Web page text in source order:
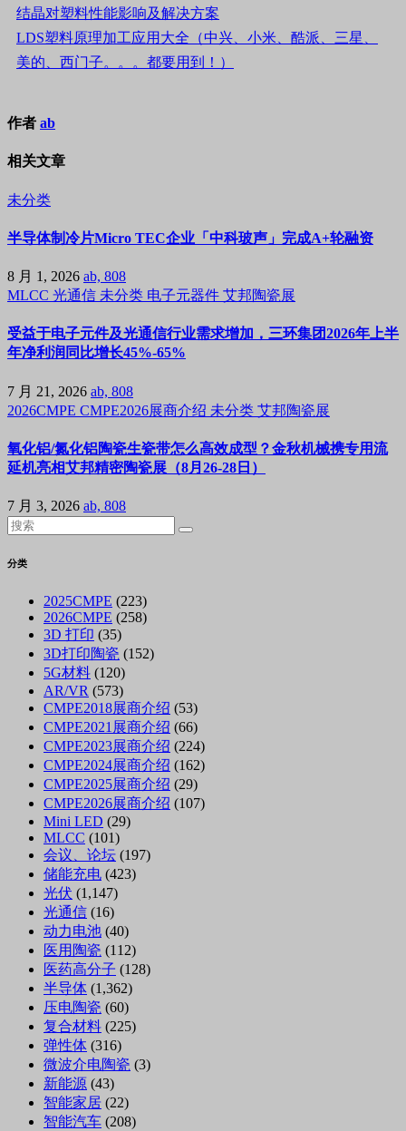
结晶对塑料性能影响及解决方案
LDS塑料原理加工应用大全（中兴、小米、酷派、三星、
美的、西门子。。。都要用到！）
作者 ab
相关文章
未分类
半导体制冷片Micro TEC企业「中科玻声」完成A+轮融资
8 月 1, 2026 ab, 808
MLCC 光通信 未分类 电子元器件 艾邦陶瓷展
受益于电子元件及光通信行业需求增加，三环集团2026年上半
年净利润同比增长45%-65%
7 月 21, 2026 ab, 808
2026CMPE CMPE2026展商介绍 未分类 艾邦陶瓷展
氧化铝/氮化铝陶瓷生瓷带怎么高效成型？金秋机械携专用流
延机亮相艾邦精密陶瓷展（8月26-28日）
7 月 3, 2026 ab, 808
分类
2025CMPE (223)
2026CMPE (258)
3D 打印 (35)
3D打印陶瓷 (152)
5G材料 (120)
AR/VR (573)
CMPE2018展商介绍 (53)
CMPE2021展商介绍 (66)
CMPE2023展商介绍 (224)
CMPE2024展商介绍 (162)
CMPE2025展商介绍 (29)
CMPE2026展商介绍 (107)
Mini LED (29)
MLCC (101)
会议、论坛 (197)
储能充电 (423)
光伏 (1,147)
光通信 (16)
动力电池 (40)
医用陶瓷 (112)
医药高分子 (128)
半导体 (1,362)
压电陶瓷 (60)
复合材料 (225)
弹性体 (316)
微波介电陶瓷 (3)
新能源 (43)
智能家居 (22)
智能汽车 (208)